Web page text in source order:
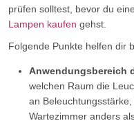
prüfen solltest, bevor du
Lampen kaufen gehst.
Folgende Punkte helfen dir
Anwendungsbereich
welchen Raum die
an
Wartezimmer anders